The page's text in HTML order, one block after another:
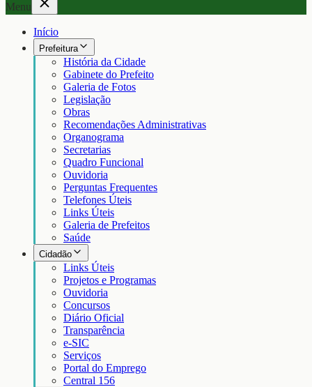
Menu
Início
Prefeitura
História da Cidade
Gabinete do Prefeito
Galeria de Fotos
Legislação
Obras
Recomendações Administrativas
Organograma
Secretarias
Quadro Funcional
Ouvidoria
Perguntas Frequentes
Telefones Úteis
Links Úteis
Galeria de Prefeitos
Saúde
Cidadão
Links Úteis
Projetos e Programas
Ouvidoria
Concursos
Diário Oficial
Transparência
e-SIC
Serviços
Portal do Emprego
Central 156